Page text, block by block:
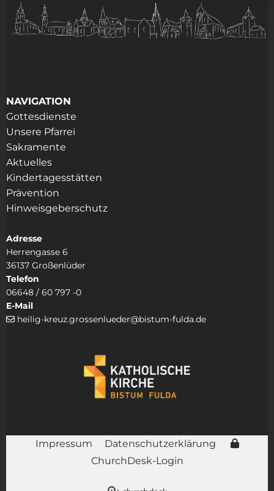
NAVIGATION
Gottesdienste
Unsere Pfarrei
Sakramente
Aktuelles
Kindertagesstätten
Prävention
Hinweisgeberschutz
Adresse
Herrengasse 6
36137 Großenlüder
Telefon
06648 / 60 797 -0
E-Mail
 heilig-kreuz.grossenlueder@bistum-fulda.de
Impressum
Datenschutzerklärung
ChurchDesk-Login